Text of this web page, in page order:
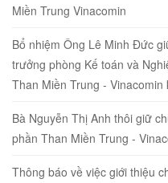
Miền Trung Vinacomin
Bổ nhiệm Ông Lê Minh Đức
trưởng phòng Kế toán và
Than Miền Trung -
Bà Nguyễn Thị Anh thôi giữ
phần Than Miền Trung -
Thông báo về việc giới thiệu